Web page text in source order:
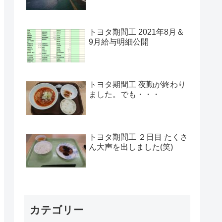
トヨタ期間工 2021年8月＆
9月給与明細公開
トヨタ期間工 夜勤が終わり
ました。でも・・・
トヨタ期間工 ２日目 たくさ
ん大声を出しました(笑)
カテゴリー